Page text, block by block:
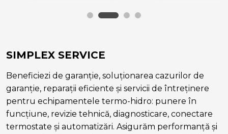
SIMPLEX SERVICE
Beneficiezi de garanție, soluționarea cazurilor de
garanție, reparații eficiente și servicii de întreținere
pentru echipamentele termo-hidro: punere în
funcțiune, revizie tehnică, diagnosticare, conectare
termostate și automatizări. Asigurăm performanță și